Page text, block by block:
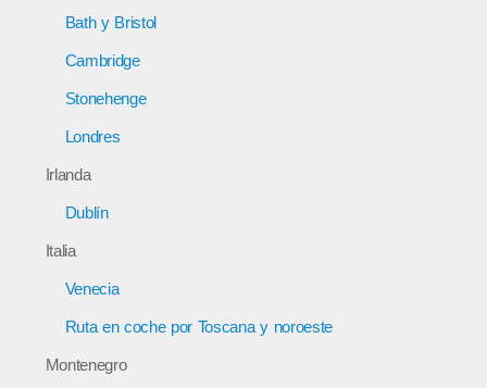
Bath y Bristol
Cambridge
Stonehenge
Londres
Irlanda
Dublín
Italia
Venecia
Ruta en coche por Toscana y noroeste
Montenegro